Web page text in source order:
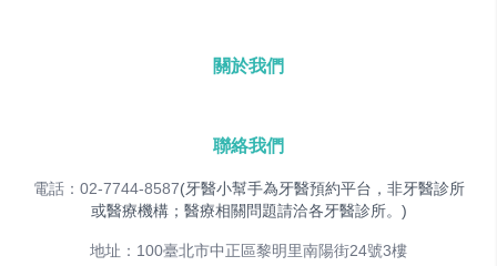
關於我們
聯絡我們
電話：02-7744-8587(牙醫小幫手為牙醫預約平台，非牙醫診所
或醫療機構；醫療相關問題請洽各牙醫診所。)
地址：100臺北市中正區黎明里南陽街24號3樓